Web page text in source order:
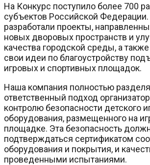
На Конкурс поступило более 700
субъектов Российской Федерации.
разработали проекты,
новых дворовых пространств и
качества городской среды, а
свои идеи по благоустройству
игровых и спортивных площадок.
Наша компания полностью
ответственный подход
контролю безопасности детского
оборудования, размещенного на
площадке. Эта безопасность
подтверждаться сертификатом
оборудования и покрытия, и
проведенными испытаниями.